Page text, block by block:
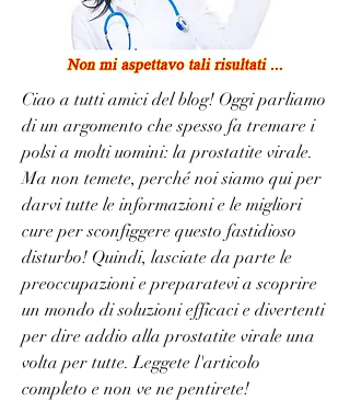
Ciao a tutti amici del blog! Oggi parliamo
di un argomento che spesso fa tremare i
polsi a molti uomini: la prostatite virale.
Ma non temete, perché noi siamo qui per
darvi tutte le informazioni e le migliori
cure per sconfiggere questo fastidioso
disturbo! Quindi, lasciate da parte le
preoccupazioni e preparatevi a scoprire
un mondo di soluzioni efficaci e divertenti
per dire addio alla prostatite virale una
volta per tutte. Leggete l'articolo
completo e non ve ne pentirete!